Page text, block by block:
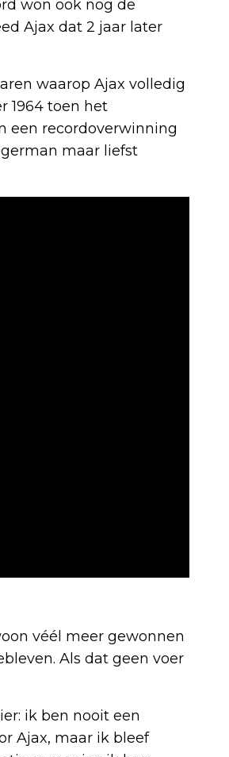
won ook nog de
Ajax dat 2 jaar later
waarop Ajax volledig
1964 toen het
een recordoverwinning
maar liefst
véél meer gewonnen
Als dat geen voer
ik ben nooit een
Ajax, maar ik bleef